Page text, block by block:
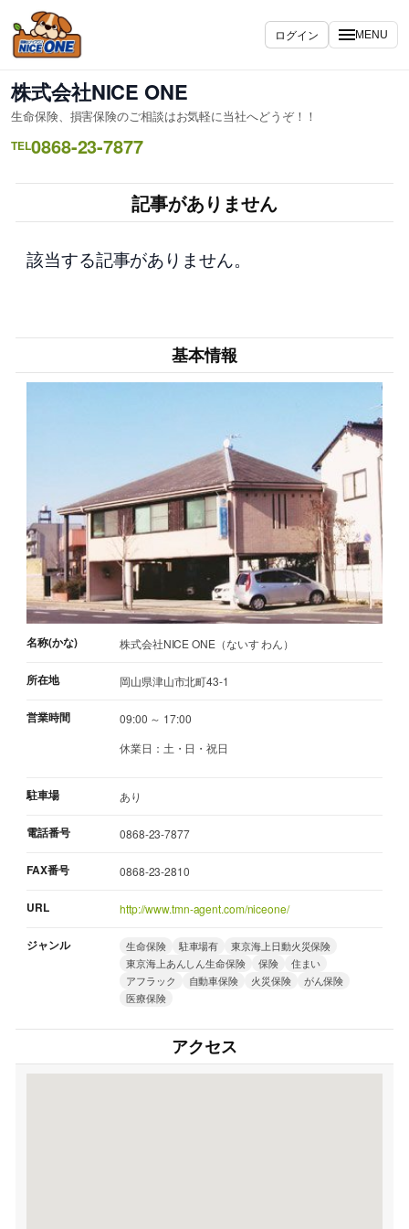
容
を
ス
キ
ッ
プ
ログイン MENU
株式会社NICE ONE
生命保険、損害保険のご相談はお気軽に当社へどうぞ！！
TEL0868-23-7877
記事がありません
該当する記事がありません。
基本情報
名称(かな) 株式会社NICE ONE（ないす わん）
所在地 岡山県津山市北町43-1
営業時間
09:00 ～ 17:00
休業日：土・日・祝日
駐車場 あり
電話番号 0868-23-7877
FAX番号 0868-23-2810
URL http://www.tmn-agent.com/niceone/
ジャンル 生命保険 駐車場有
東京海上日動火災保険
東京海上あんしん生命保険
保険
住まい
アフラック
自動車保険 火災保険
がん保険
医療保険
アクセス